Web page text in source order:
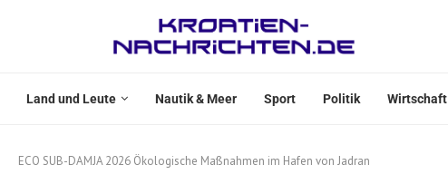
Land und Leute Nautik & Meer Sport Politik Wirtschaft
ECO SUB-DAMJA 2026 Ökologische Maßnahmen im Hafen von Jadran